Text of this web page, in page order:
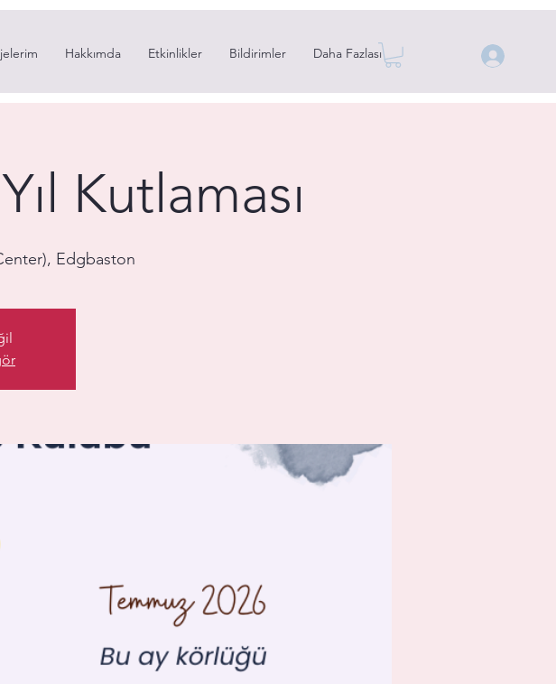
Hakkımda Etkinlikler Bildirimler Daha Fazlası
Kutlaması
Edgbaston